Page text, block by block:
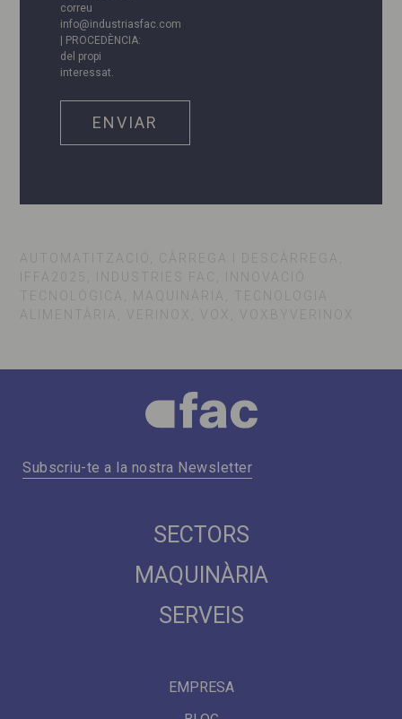
correu
info@industriasfac.com
| PROCEDÈNCIA:
del propi
interessat.
AUTOMATITZACIÓ, CÀRREGA I DESCÀRREGA,
IFFA2025, INDUSTRIES FAC, INNOVACIÓ
TECNOLÒGICA, MAQUINÀRIA, TECNOLOGIA
ALIMENTÀRIA, VERINOX, VOX, VOXBYVERINOX
Subscriu-te a la nostra Newsletter
SECTORS
MAQUINÀRIA
SERVEIS
EMPRESA